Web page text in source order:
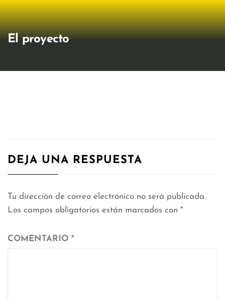
El proyecto
DEJA UNA RESPUESTA
Tu dirección de correo electrónico no será publicada.
Los campos obligatorios están marcados con *
COMENTARIO *